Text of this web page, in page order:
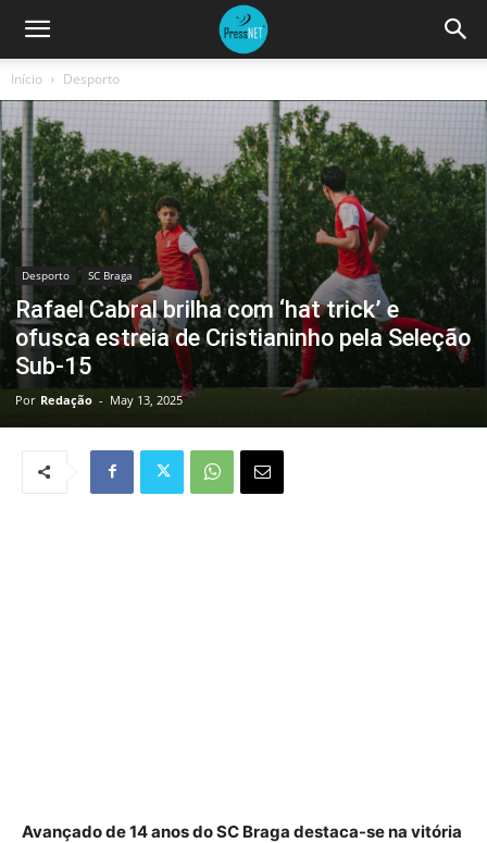
Início Desporto
Desporto SC Braga
Rafael Cabral brilha com ‘hat trick’ e
ofusca estreia de Cristianinho pela Seleção
Sub-15
Por Redação - May 13, 2025
Avançado de 14 anos do SC Braga destaca-se na vitória